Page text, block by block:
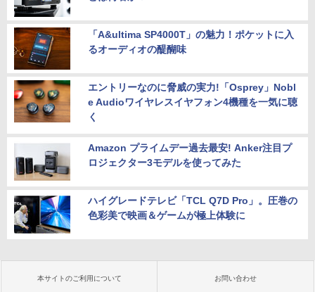
「A&ultima SP4000T」の魅力！ポケットに入
るオーディオの醍醐味
エントリーなのに脅威の実力!「Osprey」Nobl
e Audioワイヤレスイヤフォン4機種を一気に聴
く
Amazon プライムデー過去最安! Anker注目プ
ロジェクター3モデルを使ってみた
ハイグレードテレビ「TCL Q7D Pro」。圧巻の
色彩美で映画＆ゲームが極上体験に
本サイトのご利用について お問い合わせ